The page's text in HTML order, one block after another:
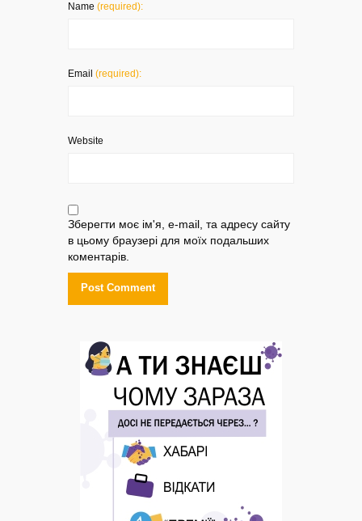
Name (required):
Email (required):
Website
Зберегти моє ім'я, e-mail, та адресу сайту
в цьому браузері для моїх подальших
коментарів.